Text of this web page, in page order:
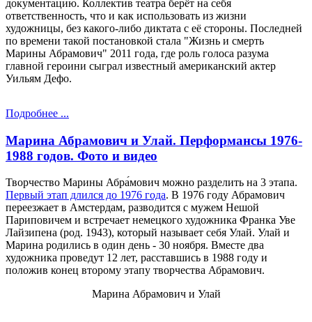
документацию. Коллектив театра берёт на себя
ответственность, что и как использовать из жизни
художницы, без какого-либо диктата с её стороны. Последней
по времени такой постановкой стала "Жизнь и смерть
Марины Абрамович" 2011 года, где роль голоса разума
главной героини сыграл известный американский актер
Уильям Дефо.
Подробнее ...
Марина Абрамович и Улай. Перформансы 1976-
1988 годов. Фото и видео
Творчество Марины Абра́мович можно разделить на 3 этапа.
Первый этап длился до 1976 года. В 1976 году Абрамович
переезжает в Амстердам, разводится с мужем Нешой
Париповичем и встречает немецкого художника Франка Уве
Лайзипена (род. 1943), который называет себя Улай. Улай и
Марина родились в один день - 30 ноября. Вместе два
художника проведут 12 лет, расставшись в 1988 году и
положив конец второму этапу творчества Абрамович.
Марина Абрамович и Улай